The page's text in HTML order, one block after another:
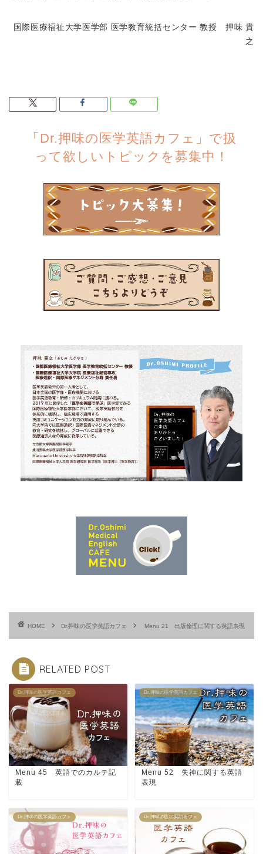
国際医療福祉大学医学部 医学教育統括センター 教授 押味 貴
之
「Dr.押味の医学英語カフェ」で扱
って欲しいトピックを募集中！
HOME Dr.押味の医学英語カフェ Menu 21 出版倫理に関する英語表現
RELATED POST
Dr.押味の医学英語カフェ
Menu 45 英語でのカルテ記
載
Dr.押味の医学英語カフェ
Menu 52 失神に関する英語
表現
Dr.押味の医学英語カフェ Dr.押味の医学英語カフェ